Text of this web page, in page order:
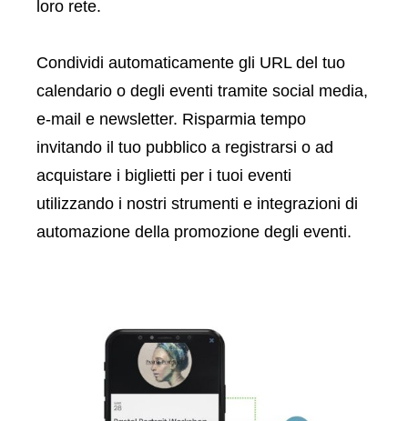
loro rete.
Condividi automaticamente gli URL del tuo
calendario o degli eventi tramite social media,
e-mail e newsletter. Risparmia tempo
invitando il tuo pubblico a registrarsi o ad
acquistare i biglietti per i tuoi eventi
utilizzando i nostri strumenti e integrazioni di
automazione della promozione degli eventi.